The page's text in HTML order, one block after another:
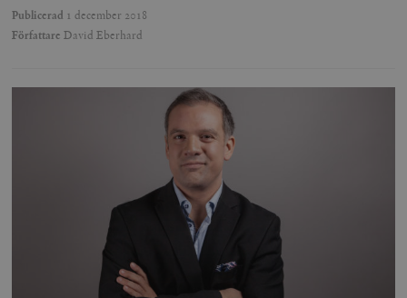
Publicerad 1 december 2018
Författare David Eberhard